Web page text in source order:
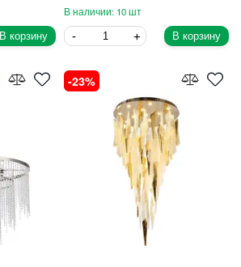
В корзину
10
В корзину
23